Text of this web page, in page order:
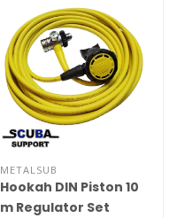
METALSUB
Hookah DIN Piston 10
m Regulator Set